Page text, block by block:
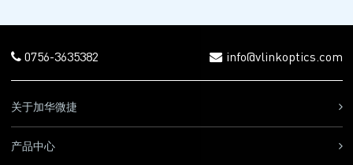
0756-3635382 info@vlinkoptics.com
关于加华微捷
产品中心